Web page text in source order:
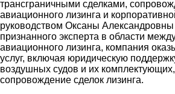
трансграничными сделками,
авиационного лизинга и
руководством Оксаны
признанного эксперта в области
авиационного лизинга, компания
услуг, включая юридическую
воздушных судов и их
сопровождение сделок лизинга.